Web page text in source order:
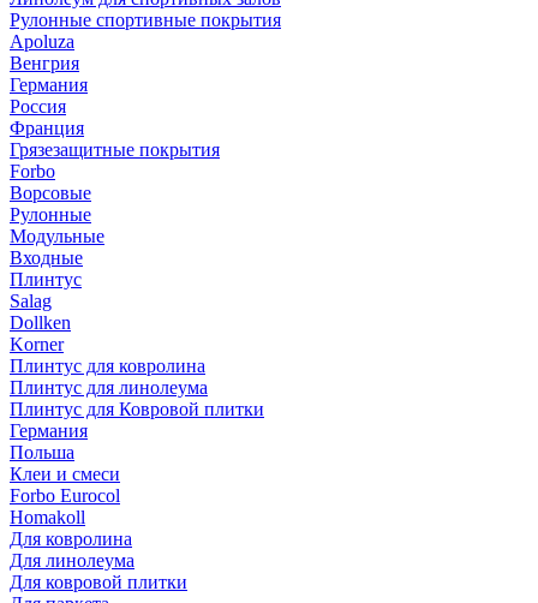
Рулонные спортивные покрытия
Apoluza
Венгрия
Германия
Россия
Франция
Грязезащитные покрытия
Forbo
Ворсовые
Рулонные
Модульные
Входные
Плинтус
Salag
Dollken
Korner
Плинтус для ковролина
Плинтус для линолеума
Плинтус для Ковровой плитки
Германия
Польша
Клеи и смеси
Forbo Eurocol
Homakoll
Для ковролина
Для линолеума
Для ковровой плитки